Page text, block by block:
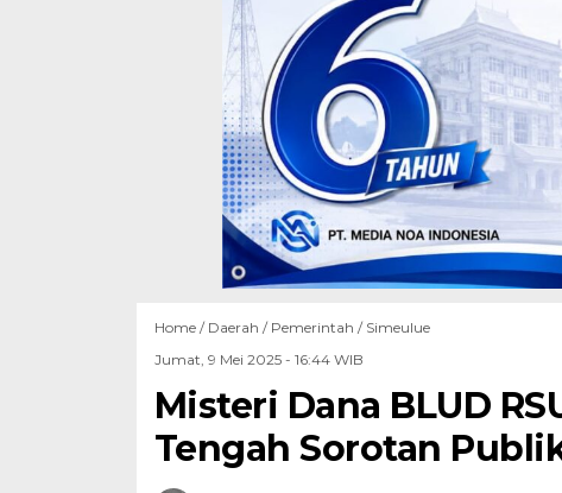
Home / Daerah / Pemerintah / Simeulue
Jumat, 9 Mei 2025 - 16:44 WIB
Misteri Dana BLUD
Tengah Sorotan